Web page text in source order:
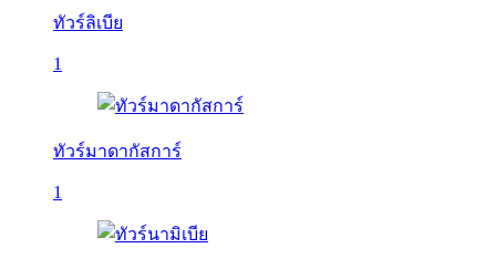
ทัวร์ลิเบีย
1
ทัวร์มาดากัสการ์
1